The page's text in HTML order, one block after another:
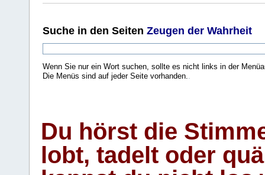
Suche in den Seiten Zeugen der Wahrheit
Wenn Sie nur ein Wort suchen, sollte es nicht links in der
Die Menüs sind auf jeder Seite vorhanden.
Du hörst die
lobt, tadelt oder